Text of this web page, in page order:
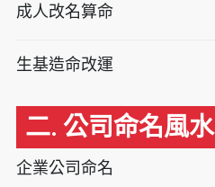
成人改名算命
生基造命改運
二. 公司命名風水
企業公司命名